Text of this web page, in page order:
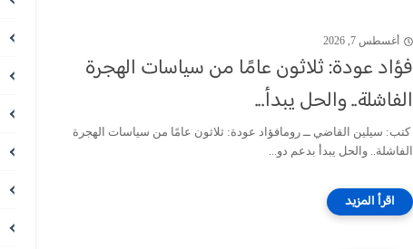
أغسطس 7, 2026
فؤاد عودة: ثلاثون عامًا من سياسات الهجرة
الفاشلة.. والحل يبدأ...
كتب: سيلين القاضي ــ رومافؤاد عودة: ثلاثون عامًا من سياسات الهجرة
الفاشلة.. والحل يبدأ بدعم دو...